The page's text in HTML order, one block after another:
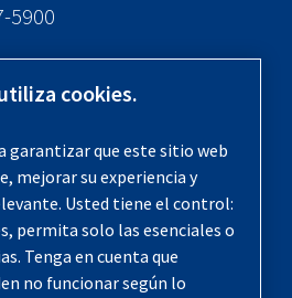
5900
cookies.
garantizar que este sitio web
mejorar su experiencia y
Usted tiene el control:
permita solo las esenciales o
Tenga en cuenta que
no funcionar según lo